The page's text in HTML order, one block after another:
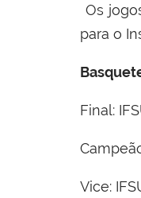
Os
para o
Final:
Vice: